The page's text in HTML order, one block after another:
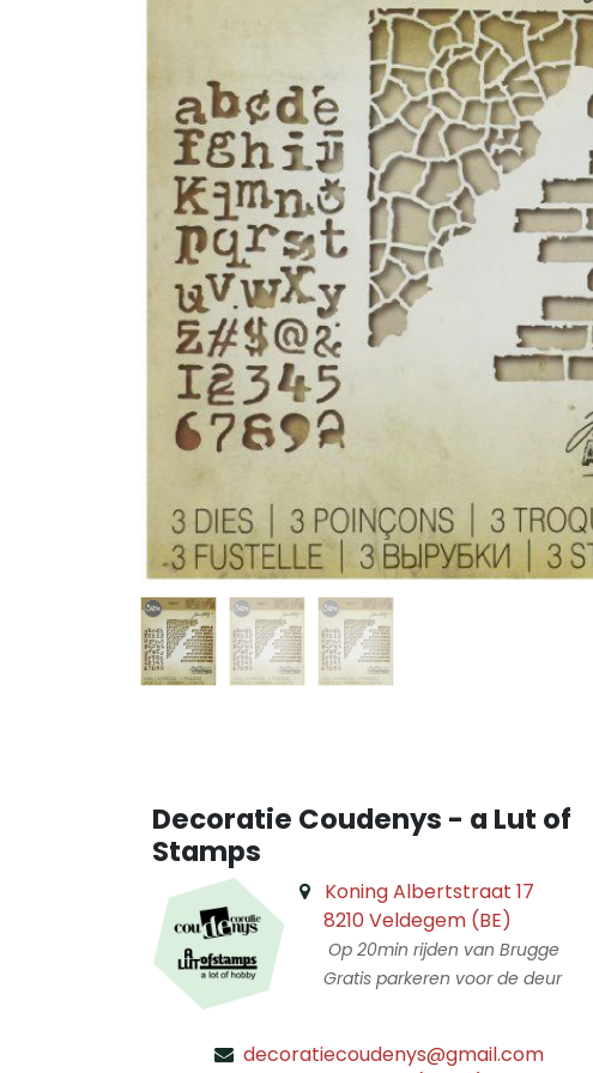
Decoratie Coudenys - a Lut of
Stamps
Koning Albertstraat 17
8210 Veldegem (BE)
Op 20min rijden van Brugge
Gratis parkeren voor de deur
decoratiecoudenys@gmail.com